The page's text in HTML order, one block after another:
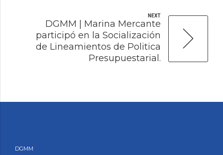
NEXT
DGMM | Marina Mercante
participó en la Socialización
de Lineamientos de Politica
Presupuestarial.
DGMM